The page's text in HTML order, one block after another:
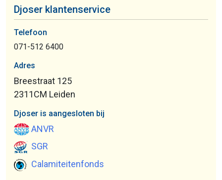
Djoser klantenservice
Telefoon
071-512 6400
Adres
Breestraat 125
2311CM Leiden
Djoser is aangesloten bij
ANVR
SGR
Calamiteitenfonds